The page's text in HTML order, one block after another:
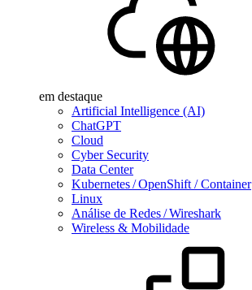
em destaque
Artificial Intelligence (AI)
ChatGPT
Cloud
Cyber Security
Data Center
Kubernetes / OpenShift / Container
Linux
Análise de Redes / Wireshark
Wireless & Mobilidade